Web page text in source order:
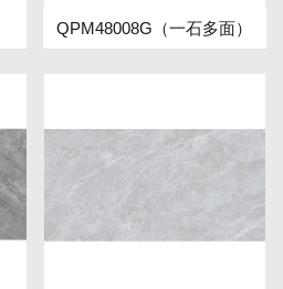
QPM48008G（一石多面）